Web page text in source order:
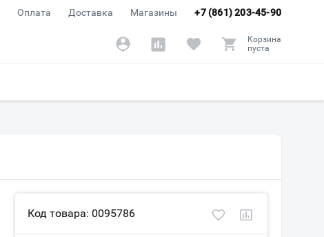
+7 (861) 203-45-90
Оплата Доставка Магазины
Корзина
пуста
Код товара: 0095786